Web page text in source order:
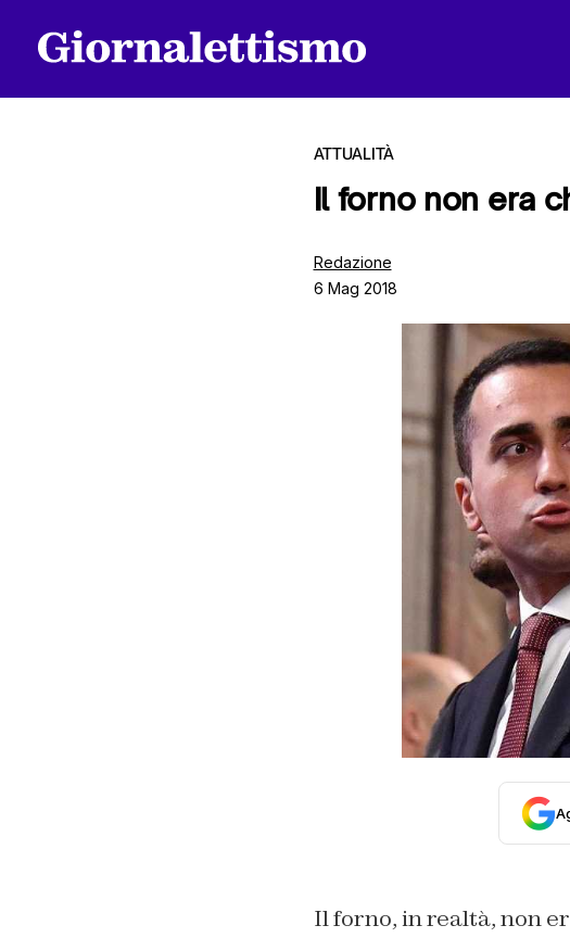
ATTUALITÀ
Il forno non era
Redazione
6 Mag 2018
Il forno, in realtà, non